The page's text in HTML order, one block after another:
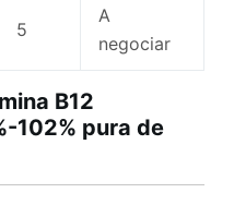
5
A
negociar
B12
102% pura de